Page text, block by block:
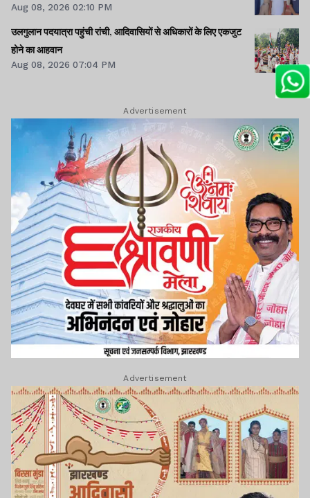
Aug 08, 2026 02:10 PM
उलगुलान पदयात्रा पहुंची रांची, आदिवासियों से अधिकारों के लिए एकजुट
होने का आहवान
Aug 08, 2026 07:04 PM
Advertisement
Advertisement